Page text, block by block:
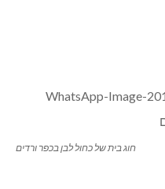
חוג בית של כחול לבן בכפר ורדים